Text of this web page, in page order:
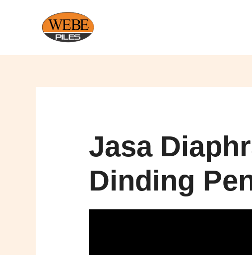
Jasa
Dinding